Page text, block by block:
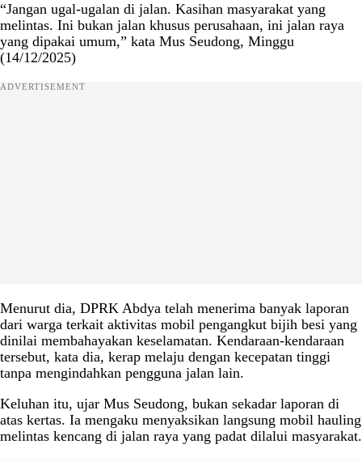
“Jangan ugal-ugalan di jalan. Kasihan masyarakat yang
melintas. Ini bukan jalan khusus perusahaan, ini jalan raya
yang dipakai umum,” kata Mus Seudong, Minggu
(14/12/2025)
ADVERTISEMENT
Menurut dia, DPRK Abdya telah menerima banyak laporan
dari warga terkait aktivitas mobil pengangkut bijih besi yang
dinilai membahayakan keselamatan. Kendaraan-kendaraan
tersebut, kata dia, kerap melaju dengan kecepatan tinggi
tanpa mengindahkan pengguna jalan lain.
Keluhan itu, ujar Mus Seudong, bukan sekadar laporan di
atas kertas. Ia mengaku menyaksikan langsung mobil hauling
melintas kencang di jalan raya yang padat dilalui masyarakat.